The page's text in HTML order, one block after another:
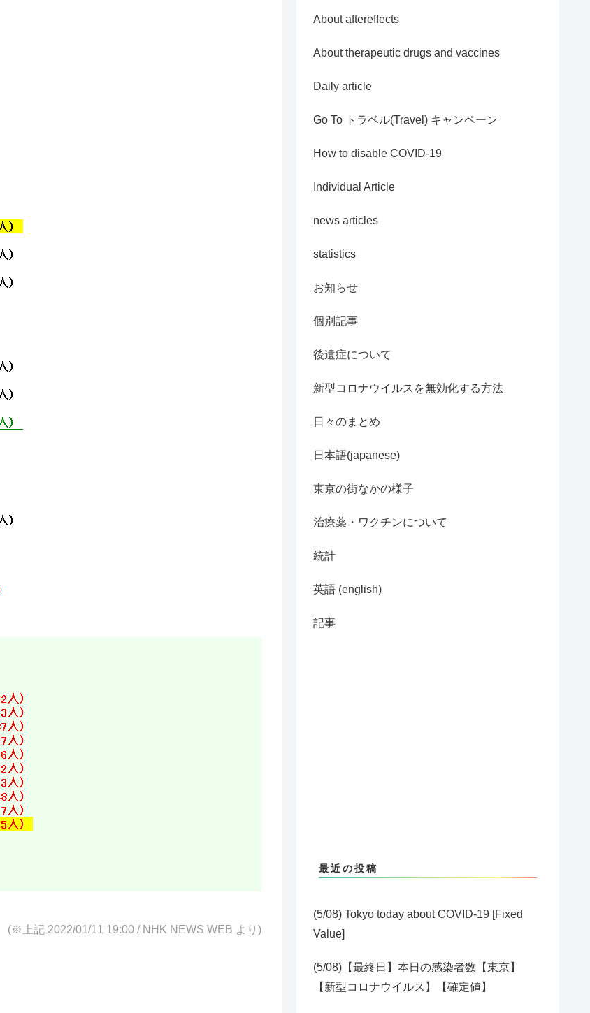
(※上記 2022/01/11 19:00 / NHK NEWS WEB より)
About aftereffects
About therapeutic drugs and vaccines
Daily article
Go To トラベル(Travel) キャンペーン
How to disable COVID-19
Individual Article
news articles
statistics
お知らせ
個別記事
後遺症について
新型コロナウイルスを無効化する方法
日々のまとめ
日本語(japanese)
東京の街なかの様子
治療薬・ワクチンについて
統計
英語 (english)
記事
最近の投稿
(5/08) Tokyo today about COVID-19 [Fixed
Value]
(5/08)【最終日】本日の感染者数【東京】
【新型コロナウイルス】【確定値】